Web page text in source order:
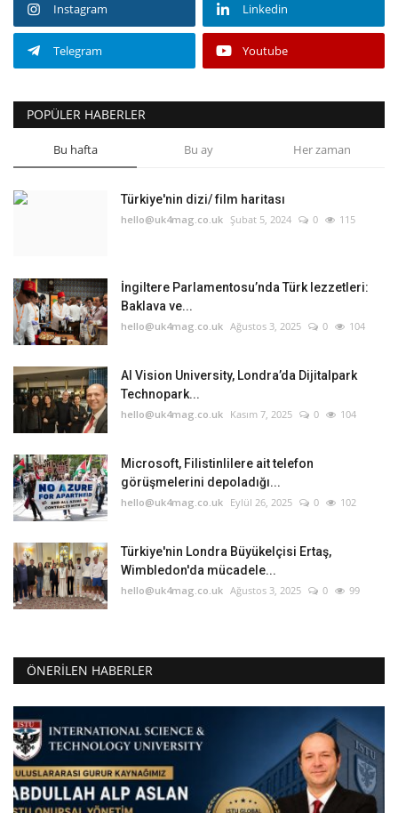
Instagram Linkedin
Telegram Youtube
POPÜLER HABERLER
Bu hafta Bu ay Her zaman
Türkiye'nin dizi/ film haritası
hello@uk4mag.co.uk Şubat 5, 2024 0 115
İngiltere Parlamentosu’nda Türk lezzetleri:
Baklava ve...
hello@uk4mag.co.uk Ağustos 3, 2025 0 104
AI Vision University, Londra’da Dijitalpark
Technopark...
hello@uk4mag.co.uk Kasım 7, 2025 0 104
Microsoft, Filistinlilere ait telefon
görüşmelerini depoladığı...
hello@uk4mag.co.uk Eylül 26, 2025 0 102
Türkiye'nin Londra Büyükelçisi Ertaş,
Wimbledon'da mücadele...
hello@uk4mag.co.uk Ağustos 3, 2025 0 99
ÖNERILEN HABERLER